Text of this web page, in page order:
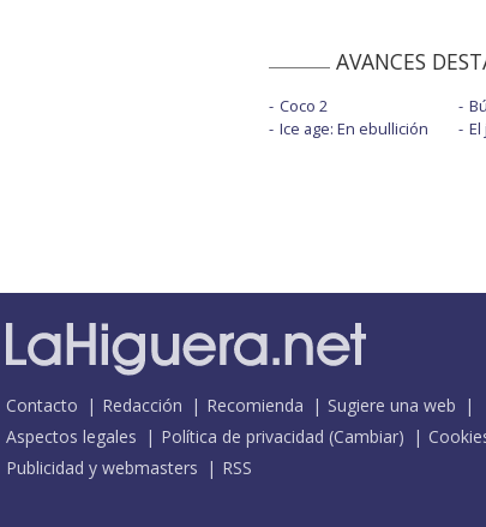
AVANCES
Coco 2
Ice age: En ebullición
Contacto Redacción Recomienda
Sugiere una web
Aspectos legales
Política de privacidad (Cambiar)
Publicidad y webmasters
RSS